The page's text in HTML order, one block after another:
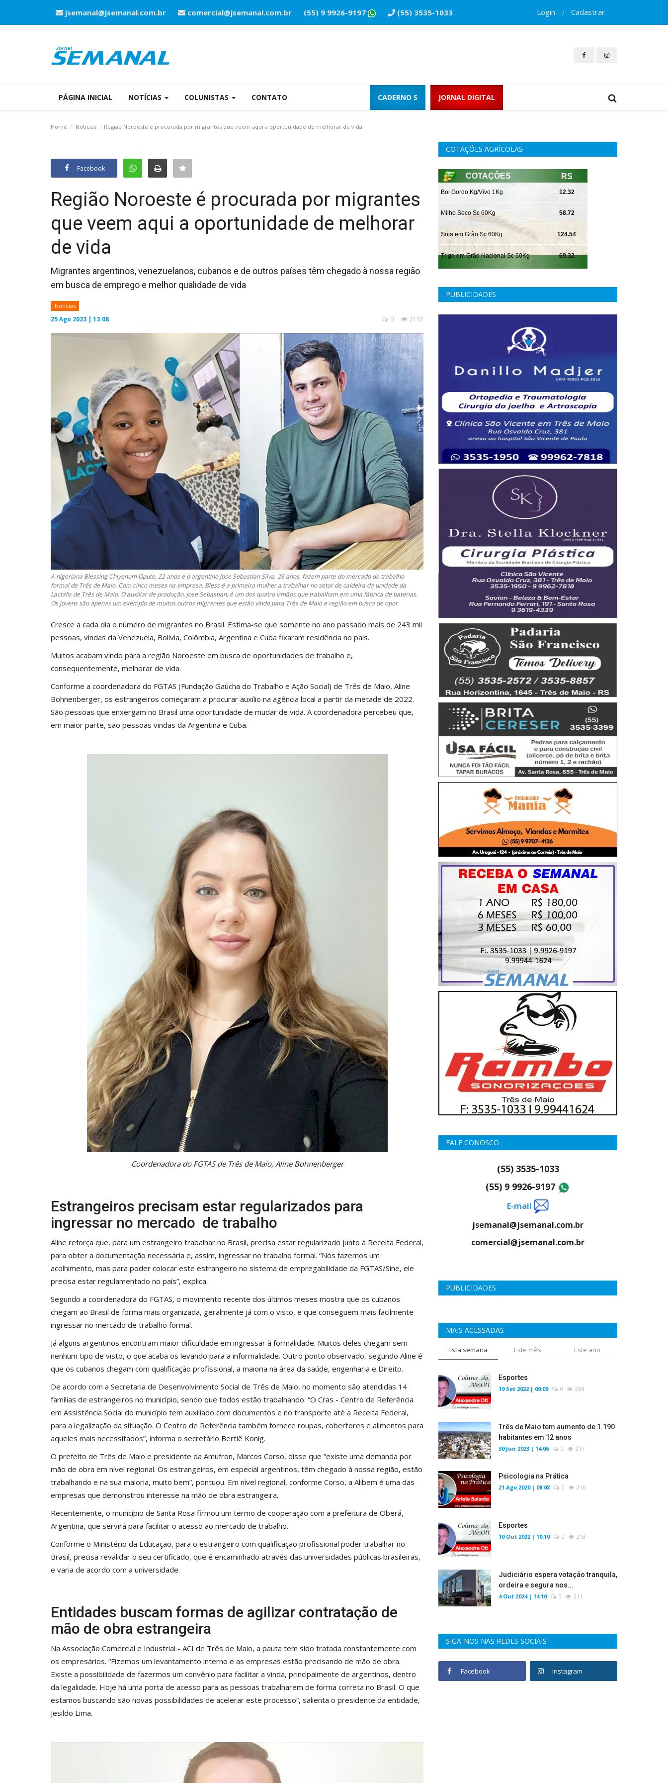
jsemanal@jsemanal.com.br comercial@jsemanal.com.br (55) 9 9926-9197 (55) 3535-1033 Login / Cadastrar
PÁGINA INICIAL NOTÍCIAS COLUNISTAS CONTATO CADERNO S JORNAL DIGITAL
Home Notícias Região Noroeste é procurada por migrantes que veem aqui a oportunidade de melhorar de vida
Facebook
Região Noroeste é procurada por migrantes
que veem aqui a oportunidade de melhorar
de vida
Migrantes argentinos, venezuelanos, cubanos e de outros países têm chegado à nossa região
em busca de emprego e melhor qualidade de vida
Notícias
25 Ago 2023 | 13:08 2132
0
A nigeriana Blessing Chiyenum Opute, 22 anos e o argentino Jose Sebastian Silva, 26 anos, fazem parte do mercado de trabalho
formal de Três de Maio. Com cinco meses na empresa, Bless é a primeira mulher a trabalhar no setor de caldeira da unidade da
Lactalis de Três de Maio. O auxiliar de produção, Jose Sebastian, é um dos quatro irmãos que trabalham em uma fábrica de baterias.
Os jovens são apenas um exemplo de muitos outros migrantes que estão vindo para Três de Maio e região em busca de opor
Cresce a cada dia o número de migrantes no Brasil. Estima-se que somente no ano passado mais de 243 mil
pessoas, vindas da Venezuela, Bolívia, Colômbia, Argentina e Cuba fixaram residência no país.
Muitos acabam vindo para a região Noroeste em busca de oportunidades de trabalho e,
consequentemente, melhorar de vida.
Conforme a coordenadora do FGTAS (Fundação Gaúcha do Trabalho e Ação Social) de Três de Maio, Aline
Bohnenberger, os estrangeiros começaram a procurar auxílio na agência local a partir da metade de 2022.
São pessoas que enxergam no Brasil uma oportunidade de mudar de vida. A coordenadora percebeu que,
em maior parte, são pessoas vindas da Argentina e Cuba.
Coordenadora do FGTAS de Três de Maio, Aline Bohnenberger
Estrangeiros precisam estar regularizados para
ingressar no mercado de trabalho
Aline reforça que, para um estrangeiro trabalhar no Brasil, precisa estar regularizado junto à Receita Federal,
para obter a documentação necessária e, assim, ingressar no trabalho formal. “Nós fazemos um
acolhimento, mas para poder colocar este estrangeiro no sistema de empregabilidade da FGTAS/Sine, ele
precisa estar regulamentado no país”, explica.
Segundo a coordenadora do FGTAS, o movimento recente dos últimos meses mostra que os cubanos
chegam ao Brasil de forma mais organizada, geralmente já com o visto, e que conseguem mais facilmente
ingressar no mercado de trabalho formal.
Já alguns argentinos encontram maior dificuldade em ingressar à formalidade. Muitos deles chegam sem
nenhum tipo de visto, o que acaba os levando para a informalidade. Outro ponto observado, segundo Aline é
que os cubanos chegam com qualificação profissional, a maioria na área da saúde, engenharia e Direito.
De acordo com a Secretaria de Desenvolvimento Social de Três de Maio, no momento são atendidas 14
famílias de estrangeiros no município, sendo que todos estão trabalhando. “O Cras - Centro de Referência
em Assistência Social do município tem auxiliado com documentos e no transporte até a Receita Federal,
para a legalização da situação. O Centro de Referência também fornece roupas, cobertores e alimentos para
aqueles mais necessitados”, informa o secretário Bertiê Konig.
O prefeito de Três de Maio e presidente da Amufron, Marcos Corso, disse que “existe uma demanda por
mão de obra em nível regional. Os estrangeiros, em especial argentinos, têm chegado à nossa região, estão
trabalhando e na sua maioria, muito bem”, pontuou. Em nível regional, conforme Corso, a Alibem é uma das
empresas que demonstrou interesse na mão de obra estrangeira.
Recentemente, o município de Santa Rosa firmou um termo de cooperação com a prefeitura de Oberá,
Argentina, que servirá para facilitar o acesso ao mercado de trabalho.
Conforme o Ministério da Educação, para o estrangeiro com qualificação profissional poder trabalhar no
Brasil, precisa revalidar o seu certificado, que é encaminhado através das universidades públicas brasileiras,
e varia de acordo com a universidade.
Entidades buscam formas de agilizar contratação de
mão de obra estrangeira
Na Associação Comercial e Industrial - ACI de Três de Maio, a pauta tem sido tratada constantemente com
os empresários. “Fizemos um levantamento interno e as empresas estão precisando de mão de obra.
Existe a possibilidade de fazermos um convênio para facilitar a vinda, principalmente de argentinos, dentro
da legalidade. Hoje há uma porta de acesso para as pessoas trabalharem de forma correta no Brasil. O que
estamos buscando são novas possibilidades de acelerar este processo”, salienta o presidente da entidade,
Jesildo Lima.
COTAÇÕES AGRÍCOLAS
PUBLICIDADES
FALE CONOSCO
(55) 3535-1033
(55) 9 9926-9197
E-mail
jsemanal@jsemanal.com.br
comercial@jsemanal.com.br
PUBLICIDADES
MAIS ACESSADAS
Esta semana Este mês Este ano
Esportes
19 Set 2022 | 09:09 0 234
Três de Maio tem aumento de 1.190
habitantes em 12 anos
30 Jun 2023 | 14:06 0 217
Psicologia na Prática
21 Ago 2020 | 08:08 0 216
Esportes
10 Out 2022 | 10:10 0 213
Judiciário espera votação tranquila,
ordeira e segura nos...
4 Out 2024 | 14:10 0 211
SIGA-NOS NAS REDES SOCIAIS
Facebook Instagram